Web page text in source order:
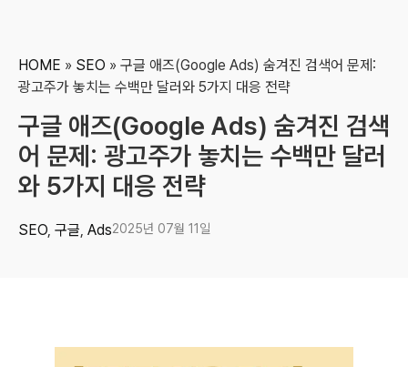
HOME » SEO » 구글 애즈(Google Ads) 숨겨진 검색어 문제:
광고주가 놓치는 수백만 달러와 5가지 대응 전략
구글 애즈(Google Ads) 숨겨진 검색
어 문제: 광고주가 놓치는 수백만 달러
와 5가지 대응 전략
SEO, 구글, Ads2025년 07월 11일